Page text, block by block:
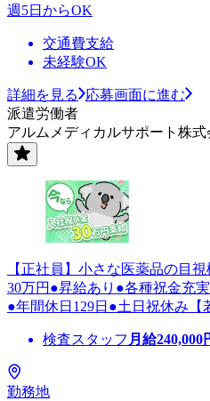
週5日からOK
交通費支給
未経験OK
詳細を見る
応募画面に進む
派遣労働者
アルムメディカルサポート株式
【正社員】小さな医薬品の目
30万円●昇給あり●各種祝金充
●年間休日129日●土日祝休み【
検査スタッフ 月給240,000
勤務地